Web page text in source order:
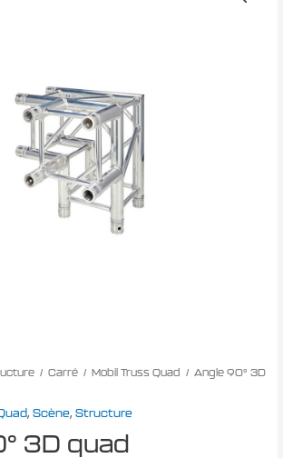
/Carré /Mobil Truss Quad / Angle 90° 3D
,Scène,Structure
3D quad